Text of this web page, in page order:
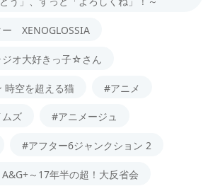
XENOGLOSSIA
オ大好きっ子☆さん
時空を超える猫 #アニメ
ズ #アニメージュ
#アフター6ジャンクション 2
～17年半の超！大反省会